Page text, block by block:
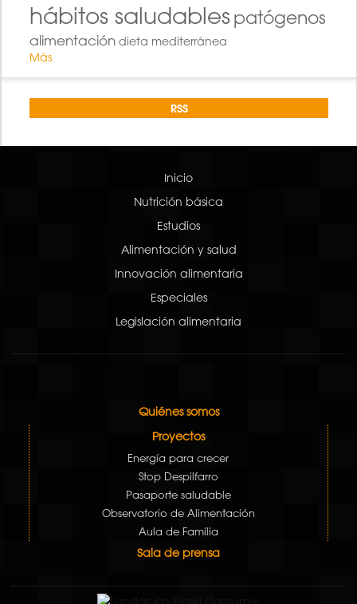
hábitos saludablespatógenos
alimentación dieta mediterránea
Más
RSS
Inicio
Nutrición básica
Estudios
Alimentación y salud
Innovación alimentaria
Especiales
Legislación alimentaria
Quiénes somos
Proyectos
Energía para crecer
Stop Despilfarro
Pasaporte saludable
Observatorio de Alimentación
Aula de Familia
Sala de prensa